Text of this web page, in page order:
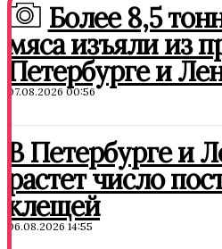
Более 8,5
мяса изъяли из
Петербурге и
07.08.2026 00:56
В Петербурге и
растет число
клещей
06.08.2026 14:55